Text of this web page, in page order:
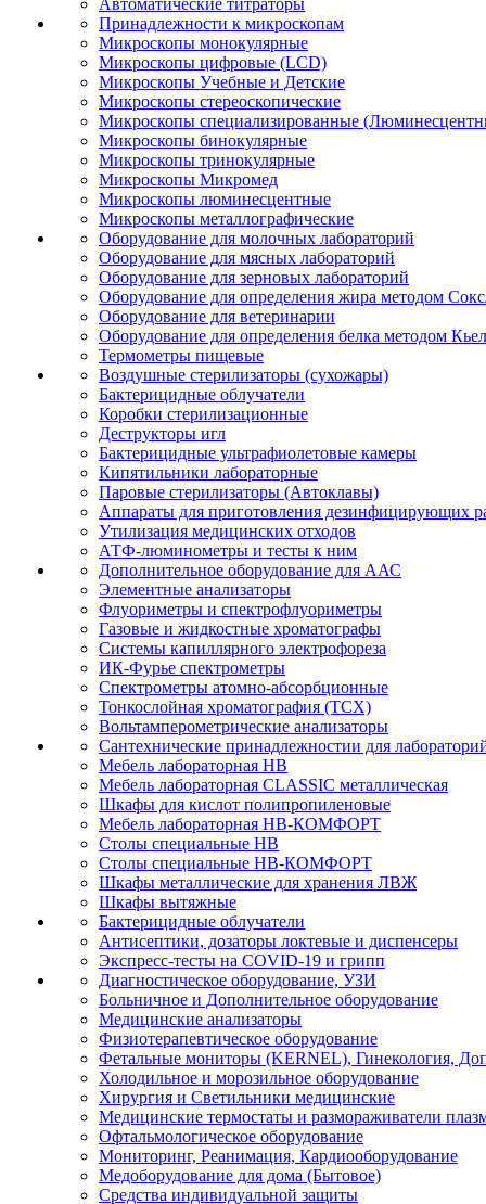
Автоматические титраторы
Принадлежности к микроскопам
Микроскопы монокулярные
Микроскопы цифровые (LCD)
Микроскопы Учебные и Детские
Микроскопы стереоскопические
Микроскопы специализированные
Микроскопы бинокулярные
Микроскопы тринокулярные
Микроскопы Микромед
Микроскопы люминесцентные
Микроскопы металлографические
Оборудование для молочных лабораторий
Оборудование для мясных лабораторий
Оборудование для зерновых лабораторий
Оборудование для определения жира методом
Оборудование для ветеринарии
Оборудование для определения белка методом
Термометры пищевые
Воздушные стерилизаторы (сухожары)
Бактерицидные облучатели
Коробки стерилизационные
Деструкторы игл
Бактерицидные ультрафиолетовые камеры
Кипятильники лабораторные
Паровые стерилизаторы (Автоклавы)
Аппараты для приготовления дезинфицирующих
Утилизация медицинских отходов
АТФ-люминометры и тесты к ним
Дополнительное оборудование для ААС
Элементные анализаторы
Флуориметры и спектрофлуориметры
Газовые и жидкостные хроматографы
Системы капиллярного электрофореза
ИК-Фурье спектрометры
Спектрометры атомно-абсорбционные
Тонкослойная хроматография (ТСХ)
Вольтамперометрические анализаторы
Сантехнические принадлежностии для
Мебель лабораторная НВ
Мебель лабораторная CLASSIC металлическая
Шкафы для кислот полипропиленовые
Мебель лабораторная НВ-КОМФОРТ
Столы специальные НВ
Столы специальные НВ-КОМФОРТ
Шкафы металлические для хранения ЛВЖ
Шкафы вытяжные
Бактерицидные облучатели
Антисептики, дозаторы локтевые и диспенсеры
Экспресс-тесты на COVID-19 и грипп
Диагностическое оборудование, УЗИ
Больничное и Дополнительное оборудование
Медицинские анализаторы
Физиотерапевтическое оборудование
Фетальные мониторы (KERNEL), Гинекология,
Холодильное и морозильное оборудование
Хирургия и Светильники медицинские
Медицинские термостаты и размораживатели
Офтальмологическое оборудование
Мониторинг, Реанимация, Кардиооборудование
Медоборудование для дома (Бытовое)
Средства индивидуальной защиты